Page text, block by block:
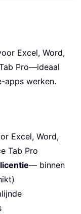
Excel, Word,
Pro—ideaal
apps werken.
Excel, Word,
Tab Pro
— binnen